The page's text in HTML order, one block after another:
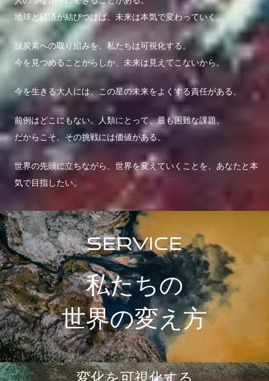
地球と経済が結びつけば、未来は本気で変わっていく。
脱炭素への取り組みを、私たちは可視化する。
今を見つめることからしか、未来は見えてこないから。
今を生きる大人には、この星の未来をよくする責任がある。
前例はどこにもない。人類にとって、最も困難な課題。
だからこそ、その挑戦には価値がある。
世界の先頭に立ちながら、世界を変えていくことを、あなたと本
気で目指したい。
私たちの
世界の変え方
変化を可視化する